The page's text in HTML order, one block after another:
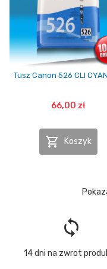
Tusz Canon 526 CLI
66,00 zł
 Koszyk
loop
14 dni na zwrot